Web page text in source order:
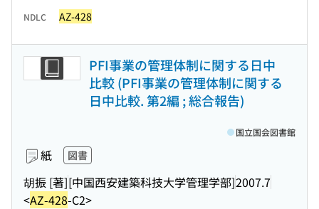
NDLC AZ-428
PFI事業の管理体制に関する日中
比較 (PFI事業の管理体制に関する
日中比較. 第2編 ; 総合報告)
紙 図書
胡振 [著][中国西安建築科技大学管理学部]2007.7
<AZ-428-C2>
国立国会図書館